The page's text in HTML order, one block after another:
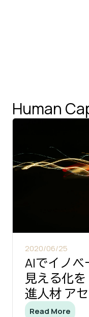
Human
2020/06/25
AIでイノベ
見える化
進人材 ア
Read More